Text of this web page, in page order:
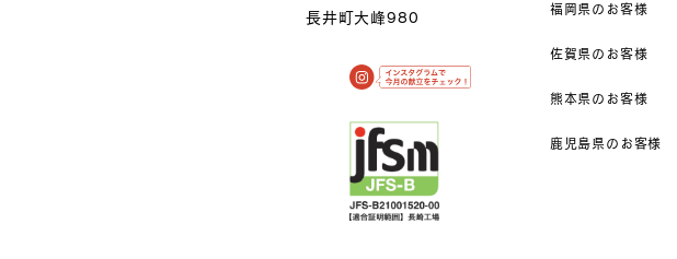
長井町大峰980
福岡県のお客様
佐賀県のお客様
熊本県のお客様
鹿児島県のお客様